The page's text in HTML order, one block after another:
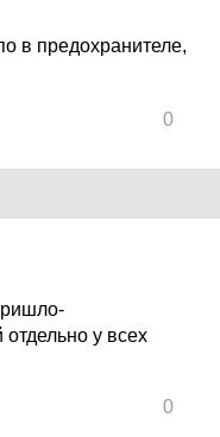
в предохранителе,
0
у всех
0